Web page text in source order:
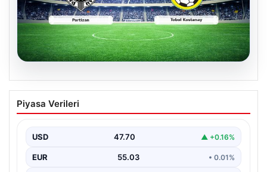
06.08.2026
CANLI | Partizan – Tobol Kostanay Canlı
Maç Anlatımı
Piyasa Verileri
USD 47.70 ▲ +0.16%
EUR 55.03 • 0.01%